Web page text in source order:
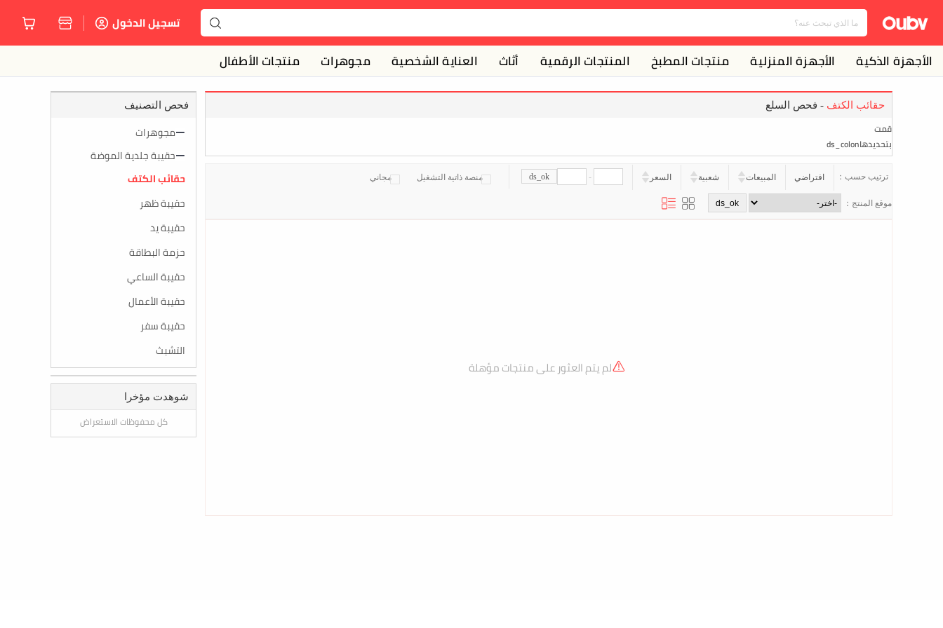
تسجيل الدخول
الأجهزة الذكية الأجهزة المنزلية منتجات المطبخ المنتجات الرقمية أثاث العناية الشخصية مجوهرات منتجات الأطفال
فحص التصنيف
مجوهرات
حقيبة جلدية الموضة
حقائب الكتف
حقيبة ظهر
حقيبة يد
حزمة البطاقة
حقيبة الساعي
حقيبة الأعمال
حقيبة سفر
التشبث
شوهدت مؤخرا
كل محفوظات الاستعراض
حقائب الكتف - فحص السلع
قمت
بتحديدهاds_colon
ترتيب حسب： افتراضي المبيعات شعبية السعر -
ds_ok منصة ذاتية التشغيل مجاني
موقع المنتج：
لم يتم العثور على منتجات مؤهلة